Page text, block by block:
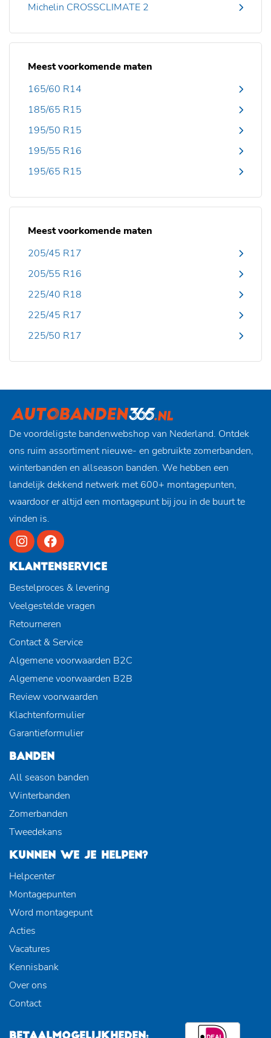
Michelin CROSSCLIMATE 2
Meest voorkomende maten
165/60 R14
185/65 R15
195/50 R15
195/55 R16
195/65 R15
Meest voorkomende maten
205/45 R17
205/55 R16
225/40 R18
225/45 R17
225/50 R17
De voordeligste bandenwebshop van Nederland. Ontdek
ons ruim assortiment nieuwe- en gebruikte zomerbanden,
winterbanden en allseason banden. We hebben een
landelijk dekkend netwerk met 600+ montagepunten,
waardoor er altijd een montagepunt bij jou in de buurt te
vinden is.
KLANTENSERVICE
Bestelproces & levering
Veelgestelde vragen
Retourneren
Contact & Service
Algemene voorwaarden B2C
Algemene voorwaarden B2B
Review voorwaarden
Klachtenformulier
Garantieformulier
BANDEN
All season banden
Winterbanden
Zomerbanden
Tweedekans
KUNNEN WE JE HELPEN?
Helpcenter
Montagepunten
Word montagepunt
Acties
Vacatures
Kennisbank
Over ons
Contact